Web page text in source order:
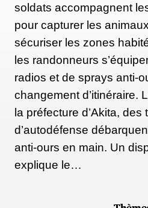
soldats accompagnent
pour capturer les
sécuriser les zones
les randonneurs
radios et de sprays anti-
changement d’itinéraire.
la préfecture d’Akita,
d’autodéfense
anti-ours en main. Un
explique le…